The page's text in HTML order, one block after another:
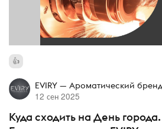
EVIRY — Ароматический бренд
12 сен 2025
Куда сходить на День